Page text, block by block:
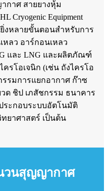
าศ สายยางหุ้ม
Cryogenic Equipment
งหลายขั้นตอนสำหรับการ
หลว อาร์กอนเหลว
และ LNG และผลิตภัณฑ์
รโอเจนิก (เช่น ถังไครโอ
รรมการแยกอากาศ ก๊าซ
ด ชิป เภสัชกรรม ธนาคาร
ระกอบระบบอัตโนมัติ
ยาศาสตร์ เป็นต้น
วนสุญญากาศ